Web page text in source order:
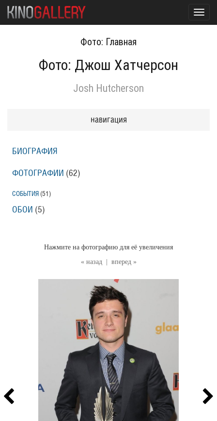
Фото: Главная
Фото: Джош Хатчерсон
Josh Hutcherson
« назад вперед »
Нажмите на фотографию для её увеличения
навигация
БИОГРАФИЯ
ФОТОГРАФИИ (62)
СОБЫТИЯ (51 )
ОБОИ (5)